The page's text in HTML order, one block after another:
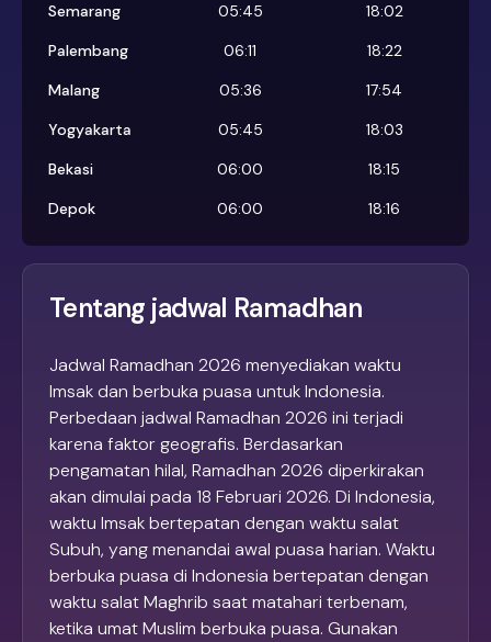
Semarang
05:45
18:02
Palembang
06:11
18:22
Malang
05:36
17:54
Yogyakarta
05:45
18:03
Bekasi
06:00
18:15
Depok
06:00 18:16
Tentang jadwal Ramadhan
Jadwal Ramadhan 2026 menyediakan waktu
Imsak dan berbuka puasa untuk Indonesia.
Perbedaan jadwal Ramadhan 2026 ini terjadi
karena faktor geografis. Berdasarkan
pengamatan hilal, Ramadhan 2026 diperkirakan
akan dimulai pada 18 Februari 2026. Di Indonesia,
waktu Imsak bertepatan dengan waktu salat
Subuh, yang menandai awal puasa harian. Waktu
berbuka puasa di Indonesia bertepatan dengan
waktu salat Maghrib saat matahari terbenam,
ketika umat Muslim berbuka puasa. Gunakan